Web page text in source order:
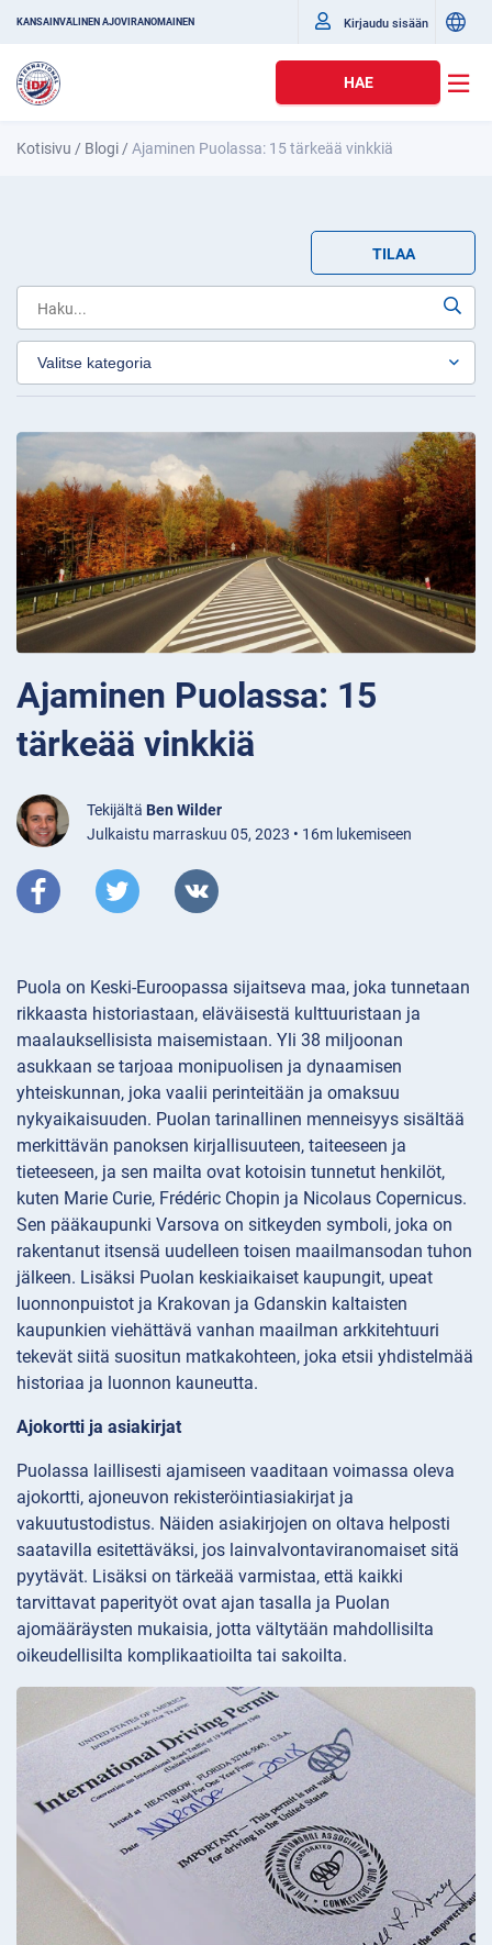
KANSAINVÄLINEN AJOVIRANOMAINEN Kirjaudu sisään
HAE
Kotisivu / Blogi /Ajaminen Puolassa: 15 tärkeää vinkkiä
TILAA
Ajaminen Puolassa: 15
tärkeää vinkkiä
Tekijältä Ben Wilder
Julkaistu marraskuu 05, 2023 • 16m lukemiseen
Puola on Keski-Euroopassa sijaitseva maa, joka tunnetaan
rikkaasta historiastaan, eläväisestä kulttuuristaan ja
maalauksellisista maisemistaan. Yli 38 miljoonan
asukkaan se tarjoaa monipuolisen ja dynaamisen
yhteiskunnan, joka vaalii perinteitään ja omaksuu
nykyaikaisuuden. Puolan tarinallinen menneisyys sisältää
merkittävän panoksen kirjallisuuteen, taiteeseen ja
tieteeseen, ja sen mailta ovat kotoisin tunnetut henkilöt,
kuten Marie Curie, Frédéric Chopin ja Nicolaus Copernicus.
Sen pääkaupunki Varsova on sitkeyden symboli, joka on
rakentanut itsensä uudelleen toisen maailmansodan tuhon
jälkeen. Lisäksi Puolan keskiaikaiset kaupungit, upeat
luonnonpuistot ja Krakovan ja Gdanskin kaltaisten
kaupunkien viehättävä vanhan maailman arkkitehtuuri
tekevät siitä suositun matkakohteen, joka etsii yhdistelmää
historiaa ja luonnon kauneutta.
Ajokortti ja asiakirjat
Puolassa laillisesti ajamiseen vaaditaan voimassa oleva
ajokortti, ajoneuvon rekisteröintiasiakirjat ja
vakuutustodistus. Näiden asiakirjojen on oltava helposti
saatavilla esitettäväksi, jos lainvalvontaviranomaiset sitä
pyytävät. Lisäksi on tärkeää varmistaa, että kaikki
tarvittavat paperityöt ovat ajan tasalla ja Puolan
ajomääräysten mukaisia, jotta vältytään mahdollisilta
oikeudellisilta komplikaatioilta tai sakoilta.